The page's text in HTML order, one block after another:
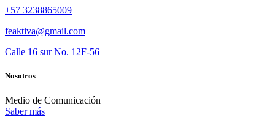
+57 3238865009
feaktiva@gmail.com
Calle 16 sur No. 12F-56
Nosotros
Medio de Comunicación
Saber más